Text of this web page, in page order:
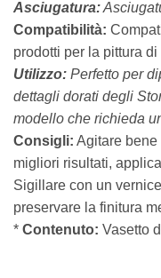
Asciugatura:
Compatibilità:
prodotti per la pittura di
Utilizzo: Perfetto per
dettagli dorati degli
modello che richieda
Consigli: Agitare bene
migliori risultati,
Sigillare con un
preservare la finitura
* Contenuto: Vasetto